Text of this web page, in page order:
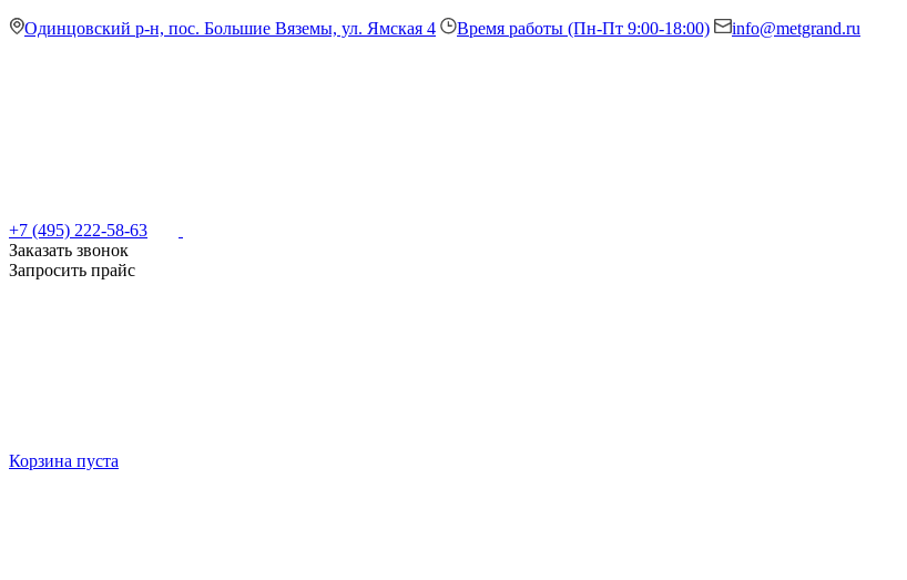
Одинцовский р-н, пос. Большие Вяземы, ул. Ямская 4 Время работы (Пн-Пт 9:00-18:00) info@metgrand.ru
+7 (495) 222-58-63
Заказать звонок
Запросить прайс
Корзина пуста